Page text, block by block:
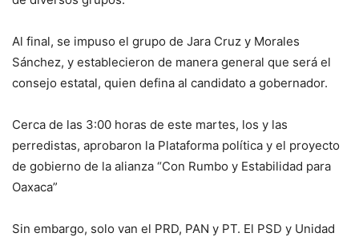
Al final, se impuso el grupo de Jara Cruz y Morales
Sánchez, y establecieron de manera general que será el
consejo estatal, quien defina al candidato a gobernador.
Cerca de las 3:00 horas de este martes, los y las
perredistas, aprobaron la Plataforma política y el proyecto
de gobierno de la alianza “Con Rumbo y Estabilidad para
Oaxaca”
Sin embargo, solo van el PRD, PAN y PT. El PSD y Unidad